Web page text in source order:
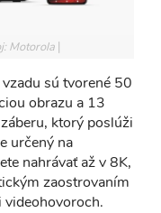
Motorola
sú tvorené 50
obrazu a 13
ktorý poslúži
určený na
nahrávať až v 8K,
zaostrovaním
videohovoroch.